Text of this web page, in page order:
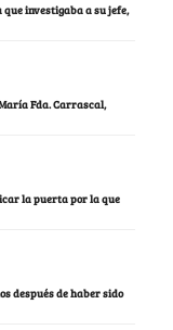
que investigaba a su jefe,
Fda. Carrascal,
la puerta por la que
después de haber sido